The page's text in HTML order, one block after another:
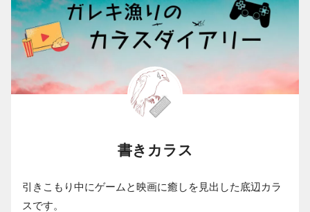
書きカラス
引きこもり中にゲームと映画に癒しを見出した底辺カラ
スです。